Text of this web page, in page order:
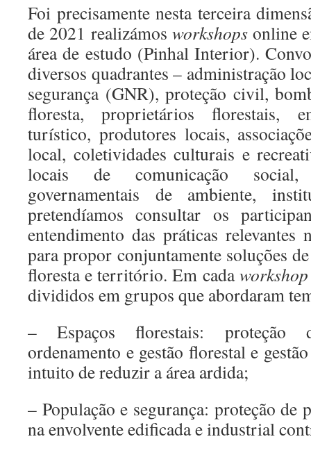
Foi precisamente nesta terceira
de 2021 realizámos workshopsonline
área de estudo (Pinhal Interior).
diversos quadrantes – administração
segurança (GNR), proteção civil,
floresta, proprietários florestais,
turístico, produtores locais,
local, coletividades culturais e
locais de comunicação social,
governamentais de ambiente,
pretendíamos consultar os
entendimento das práticas
para propor conjuntamente soluções
floresta e território. Em cadaworkshop
divididos em grupos que abordaram
– Espaços florestais: proteção
ordenamento e gestão florestal e
intuito de reduzir a área ardida;
– População e segurança: proteção de
na envolvente edificada e industrial